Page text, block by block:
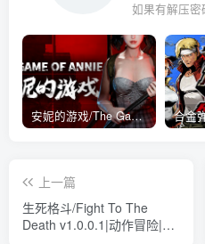
如果有解压密
安妮的游戏/The Game of Annie v0.99981|射击动作|容量14.6GB|免安装绿色中文版
上一篇
生死格斗/Fight To The
Death v1.0.0.1|动作冒险|容